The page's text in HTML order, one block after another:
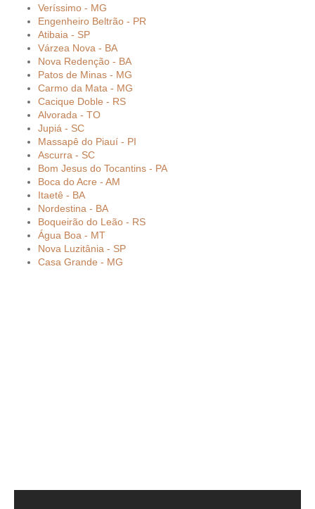
Veríssimo - MG
Engenheiro Beltrão - PR
Atibaia - SP
Várzea Nova - BA
Nova Redenção - BA
Patos de Minas - MG
Carmo da Mata - MG
Cacique Doble - RS
Alvorada - TO
Jupiá - SC
Massapê do Piauí - PI
Ascurra - SC
Bom Jesus do Tocantins - PA
Boca do Acre - AM
Itaetê - BA
Nordestina - BA
Boqueirão do Leão - RS
Água Boa - MT
Nova Luzitânia - SP
Casa Grande - MG